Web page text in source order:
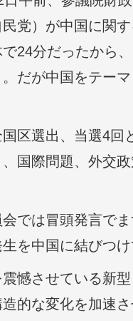
党）が中国に関
24分だったから
だが中国をテー
区選出、当選4回
国際問題、外交
では冒頭発言で
を中国に結びつけ
震憾させている新
的な変化を加速